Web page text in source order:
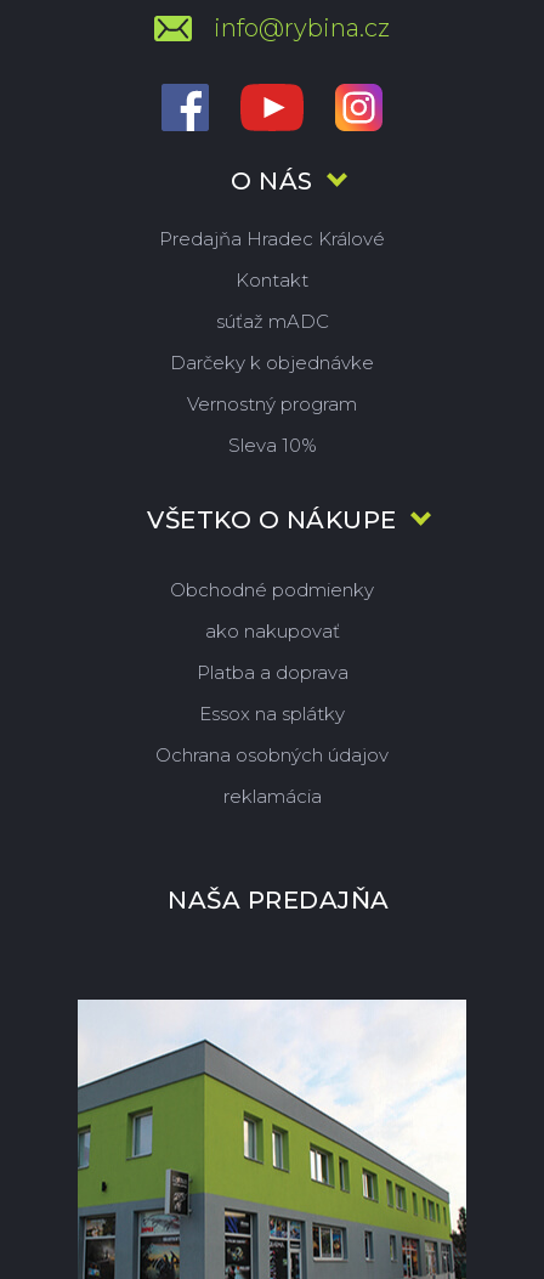
O NÁS
Predajňa Hradec Králové
Kontakt
súťaž mADC
Darčeky k objednávke
Vernostný program
Sleva 10%
VŠETKO O NÁKUPE
Obchodné podmienky
ako nakupovať
Platba a doprava
Essox na splátky
Ochrana osobných údajov
reklamácia
info@rybina.cz
NAŠA PREDAJŇA